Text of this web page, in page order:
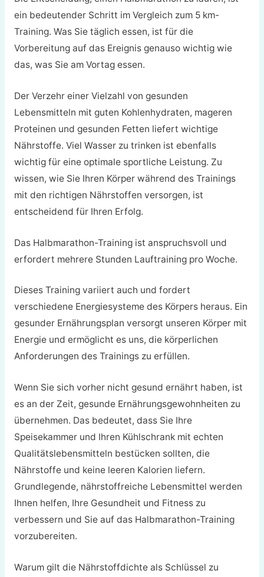
ein bedeutender Schritt im Vergleich zum 5 km-
Training. Was Sie täglich essen, ist für die
Vorbereitung auf das Ereignis genauso wichtig wie
das, was Sie am Vortag essen.
Der Verzehr einer Vielzahl von gesunden
Lebensmitteln mit guten Kohlenhydraten, mageren
Proteinen und gesunden Fetten liefert wichtige
Nährstoffe. Viel Wasser zu trinken ist ebenfalls
wichtig für eine optimale sportliche Leistung. Zu
wissen, wie Sie Ihren Körper während des Trainings
mit den richtigen Nährstoffen versorgen, ist
entscheidend für Ihren Erfolg.
Das Halbmarathon-Training ist anspruchsvoll und
erfordert mehrere Stunden Lauftraining pro Woche.
Dieses Training variiert auch und fordert
verschiedene Energiesysteme des Körpers heraus. Ein
gesunder Ernährungsplan versorgt unseren Körper mit
Energie und ermöglicht es uns, die körperlichen
Anforderungen des Trainings zu erfüllen.
Wenn Sie sich vorher nicht gesund ernährt haben, ist
es an der Zeit, gesunde Ernährungsgewohnheiten zu
übernehmen. Das bedeutet, dass Sie Ihre
Speisekammer und Ihren Kühlschrank mit echten
Qualitätslebensmitteln bestücken sollten, die
Nährstoffe und keine leeren Kalorien liefern.
Grundlegende, nährstoffreiche Lebensmittel werden
Ihnen helfen, Ihre Gesundheit und Fitness zu
verbessern und Sie auf das Halbmarathon-Training
vorzubereiten.
Warum gilt die Nährstoffdichte als Schlüssel zu